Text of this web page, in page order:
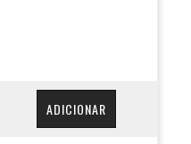
ADICIONAR